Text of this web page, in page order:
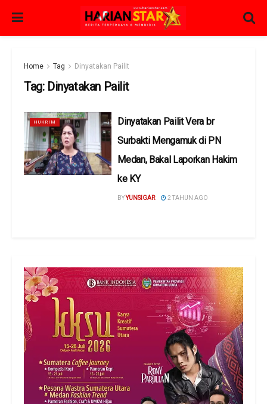
Home Tag Dinyatakan Pailit
Tag: Dinyatakan Pailit
HUKRIM
Dinyatakan Pailit Vera br
Surbakti Mengamuk di PN
Medan, Bakal Laporkan Hakim
ke KY
BYYUNSIGAR 2 TAHUN AGO